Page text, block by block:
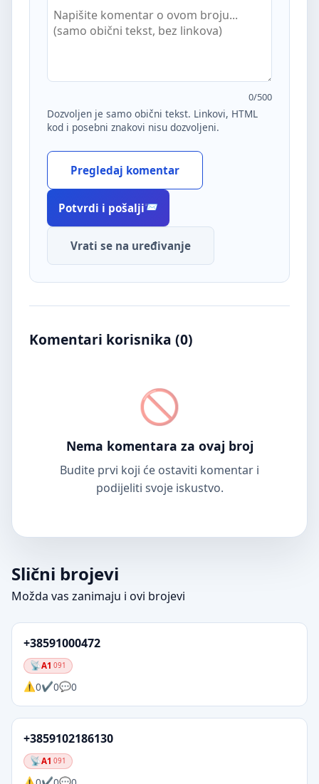
0/500
Dozvoljen je samo obični tekst. Linkovi, HTML
kod i posebni znakovi nisu dozvoljeni.
Pregledaj komentar
Potvrdi i pošalji
Vrati se na uređivanje
Komentari korisnika (0)
Nema komentara za ovaj broj
Budite prvi koji će ostaviti komentar i
podijeliti svoje iskustvo.
Slični brojevi
Možda vas zanimaju i ovi brojevi
+38591000472
A1 091
0 0 0
+3859102186130
A1 091